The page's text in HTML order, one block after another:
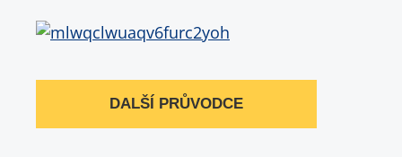
DALŠÍ PRŮVODCE